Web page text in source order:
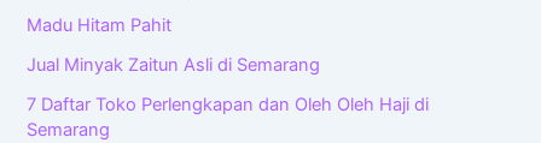
Madu Hitam Pahit
Jual Minyak Zaitun Asli di Semarang
7 Daftar Toko Perlengkapan dan Oleh Oleh Haji di
Semarang